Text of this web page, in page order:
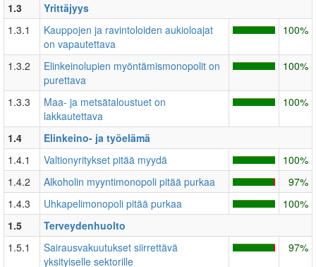
1.3
Yrittäjyys
1.3.1
Kauppojen ja ravintoloiden aukioloajat
on vapautettava
100%
1.3.2
Elinkeinolupien myöntämismonopolit on
purettava
100%
1.3.3
Maa- ja metsätaloustuet on
lakkautettava
100%
1.4
Elinkeino- ja työelämä
1.4.1
Valtionyritykset pitää myydä
100%
1.4.2
Alkoholin myyntimonopoli pitää purkaa
97%
1.4.3
Uhkapelimonopoli pitää purkaa
100%
1.5
Terveydenhuolto
1.5.1
Sairausvakuutukset siirrettävä
yksityiselle sektorille
97%